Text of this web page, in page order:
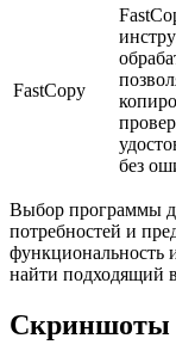
FastCopy
без
Выбор программы
потребностей и
функциональность
найти подходящий
Скриншоты